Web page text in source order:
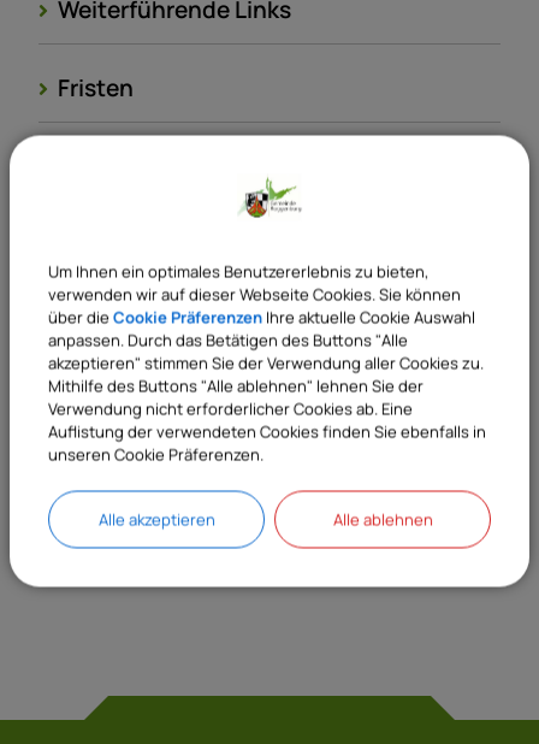
Weiterführende Links
Fristen
Rechtsgrundlagen
Verantwortliche Behörde
Sachgebiete
23 Meldeamt
Um Ihnen ein optimales Benutzererlebnis zu bieten,
verwenden wir auf dieser Webseite Cookies. Sie können
über die Cookie Präferenzen Ihre aktuelle Cookie Auswahl
anpassen. Durch das Betätigen des Buttons "Alle
akzeptieren" stimmen Sie der Verwendung aller Cookies zu.
Mithilfe des Buttons "Alle ablehnen" lehnen Sie der
Verwendung nicht erforderlicher Cookies ab. Eine
Auflistung der verwendeten Cookies finden Sie ebenfalls in
unseren Cookie Präferenzen.
Alle akzeptieren Alle ablehnen